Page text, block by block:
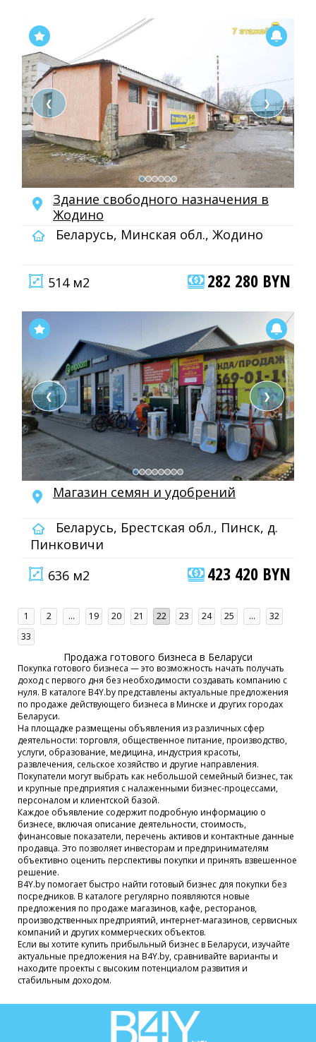
❮ ❯
Здание свободного назначения в
Жодино
Беларусь, Минская обл., Жодино
514 м2 282 280 BYN
❮ ❯
Магазин семян и удобрений
Беларусь, Брестская обл., Пинск, д.
Пинковичи
636 м2
423 420 BYN
1 2 ... 19 20 21 22 23 24 25 ...
32
33
Продажа готового бизнеса в Беларуси
Покупка готового бизнеса — это возможность начать получать
доход с первого дня без необходимости создавать компанию с
нуля. В каталоге B4Y.by представлены актуальные предложения
по продаже действующего бизнеса в Минске и других городах
Беларуси.
На площадке размещены объявления из различных сфер
деятельности: торговля, общественное питание, производство,
услуги, образование, медицина, индустрия красоты,
развлечения, сельское хозяйство и другие направления.
Покупатели могут выбрать как небольшой семейный бизнес, так
и крупные предприятия с налаженными бизнес-процессами,
персоналом и клиентской базой.
Каждое объявление содержит подробную информацию о
бизнесе, включая описание деятельности, стоимость,
финансовые показатели, перечень активов и контактные данные
продавца. Это позволяет инвесторам и предпринимателям
объективно оценить перспективы покупки и принять взвешенное
решение.
B4Y.by помогает быстро найти готовый бизнес для покупки без
посредников. В каталоге регулярно появляются новые
предложения по продаже магазинов, кафе, ресторанов,
производственных предприятий, интернет-магазинов, сервисных
компаний и других коммерческих объектов.
Если вы хотите купить прибыльный бизнес в Беларуси, изучайте
актуальные предложения на B4Y.by, сравнивайте варианты и
находите проекты с высоким потенциалом развития и
стабильным доходом.